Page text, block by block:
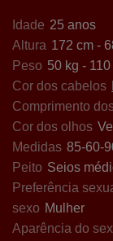
Idade 25 anos
Altura 172 cm -
Peso 50 kg -
Cor dos cabelos
Comprimento
Cor dos olhos
Medidas 85-60-
Peito Seios
Preferência
sexo Mulher
Aparência do